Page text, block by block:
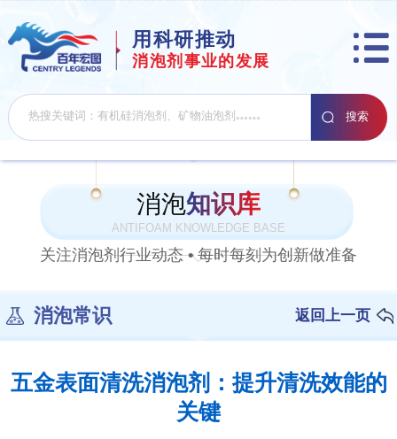
用科研推动
消泡剂事业的发展
消泡知识库
ANTIFOAM KNOWLEDGE BASE
关注消泡剂行业动态 • 每时每刻为创新做准备
消泡常识 返回上一页
五金表面清洗消泡剂：提升清洗效能的
关键